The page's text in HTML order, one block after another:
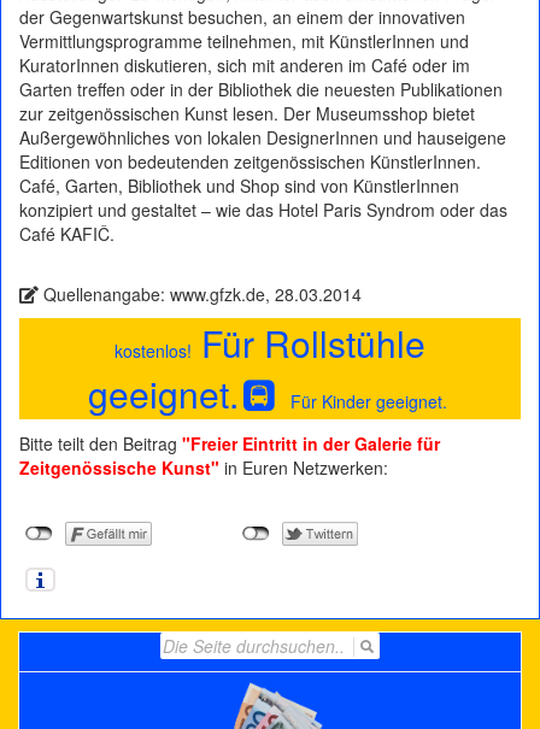
der Gegenwartskunst besuchen, an einem der innovativen
Vermittlungsprogramme teilnehmen, mit KünstlerInnen und
KuratorInnen diskutieren, sich mit anderen im Café oder im
Garten treffen oder in der Bibliothek die neuesten Publikationen
zur zeitgenössischen Kunst lesen. Der Museumsshop bietet
Außergewöhnliches von lokalen DesignerInnen und hauseigene
Editionen von bedeutenden zeitgenössischen KünstlerInnen.
Café, Garten, Bibliothek und Shop sind von KünstlerInnen
konzipiert und gestaltet – wie das Hotel Paris Syndrom oder das
Café KAFIČ.
Quellenangabe: www.gfzk.de, 28.03.2014
kostenlos! Für Rollstühle
geeignet.
Für Kinder geeignet.
Bitte teilt den Beitrag "Freier Eintritt in der Galerie für
Zeitgenössische Kunst" in Euren Netzwerken:
for: